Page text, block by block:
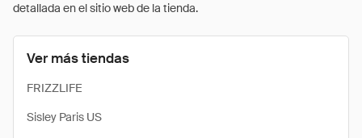
detallada en el sitio web de la tienda.
Ver más tiendas
FRIZZLIFE
Sisley Paris US